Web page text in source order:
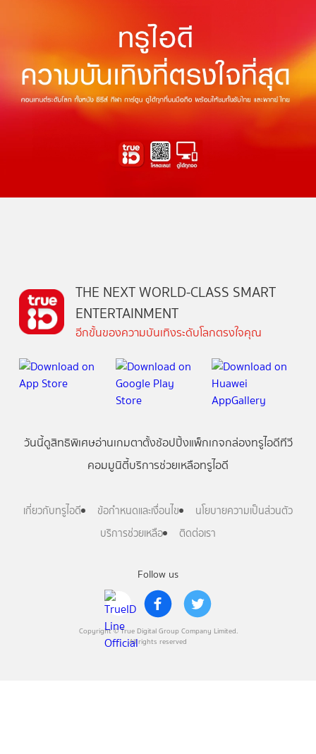
Follow us
Copyright © True Digital Group Company Limited.
All rights reserved
THE NEXT WORLD-CLASS SMART
ENTERTAINMENT
อีกขั้นของความบันเทิงระดับโลกตรงใจคุณ
วันนี้ดูสิทธิพิเศษอ่านเกมตาตั้งช้อปปิ้งแพ็กเกจกล่องทรูไอดีทีวี
คอมมูนิตี้บริการช่วยเหลือทรูไอดี
เกี่ยวกับทรูไอดี ข้อกำหนดและเงื่อนไข
นโยบายความเป็นส่วนตัว
บริการช่วยเหลือ
ติดต่อเรา